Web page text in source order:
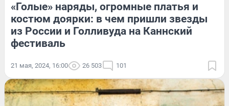
«Голые» наряды, огромные платья и
костюм доярки: в чем пришли звезды
из России и Голливуда на Каннский
фестиваль
21 мая, 2024, 16:00 26 503 101